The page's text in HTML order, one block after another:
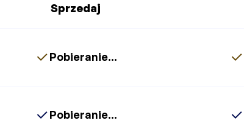
Sprzedaj
Pobieranie...
Pobieranie...